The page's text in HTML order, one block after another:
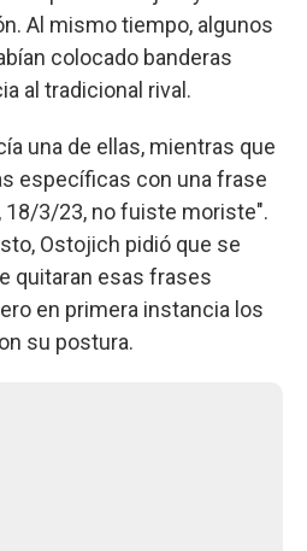
Al mismo tiempo, algunos
colocado banderas
al tradicional rival.
una de ellas, mientras que
específicas con una frase
18/3/23, no fuiste moriste".
Ostojich pidió que se
quitaran esas frases
en primera instancia los
su postura.